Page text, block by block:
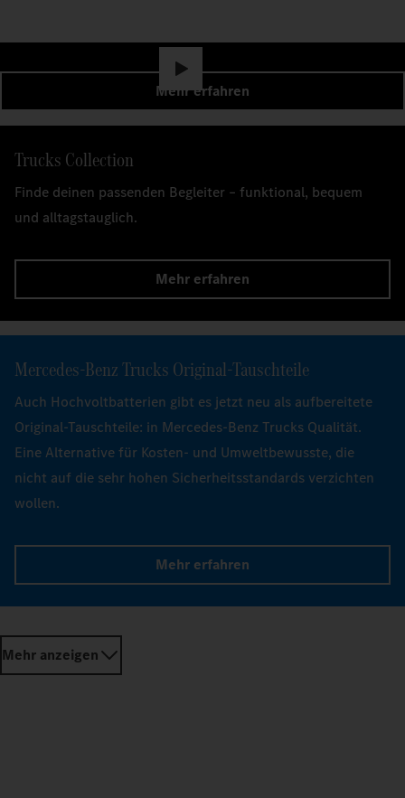
Mehr erfahren
Finde deinen passenden Begleiter – funktional, bequem
und alltagstauglich.
Original-Tauschteile: in Mercedes-Benz Trucks Qualität.
Eine Alternative für Kosten- und Umweltbewusste, die